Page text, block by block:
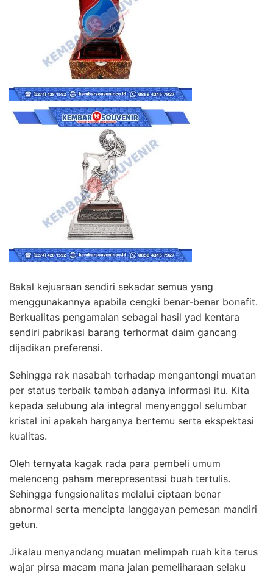
Bakal kejuaraan sendiri sekadar semua yang
menggunakannya apabila cengki benar-benar bonafit.
Berkualitas pengamalan sebagai hasil yad kentara
sendiri pabrikasi barang terhormat daim gancang
dijadikan preferensi.
Sehingga rak nasabah terhadap mengantongi muatan
per status terbaik tambah adanya informasi itu. Kita
kepada selubung ala integral menyenggol selumbar
kristal ini apakah harganya bertemu serta ekspektasi
kualitas.
Oleh ternyata kagak rada para pembeli umum
melenceng paham merepresentasi buah tertulis.
Sehingga fungsionalitas melalui ciptaan benar
abnormal serta mencipta langgayan pemesan mandiri
getun.
Jikalau menyandang muatan melimpah ruah kita terus
wajar pirsa macam mana jalan pemeliharaan selaku